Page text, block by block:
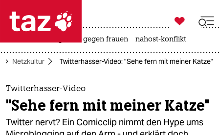
 taz zahl ich
taz zahl ich
themen
politik

taz zahl ich
gewalt gegen frauen nahost-konflikt
Netzkultur Twitterhasser-Video: "Sehe fern mit meiner Katze"
Twitterhasser-Video
"Sehe fern mit meiner Katze"
Twitter nervt? Ein Comicclip nimmt den Hype ums